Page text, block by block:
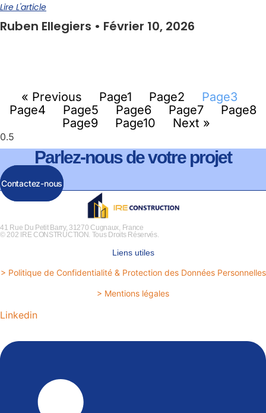
Lire L'article
Ruben Ellegiers Février 10, 2026
« Previous Page1 Page2 Page3
Page4 Page5 Page6 Page7 Page8
Page9 Page10 Next »
Parlez-nous de votre projet
Contactez-nous
41 Rue Du Petit Barry, 31270 Cugnaux, France
© 202 IRE CONSTRUCTION. Tous Droits Réservés.
Liens utiles
> Politique de Confidentialité & Protection des Données Personnelles
> Mentions légales
Linkedin